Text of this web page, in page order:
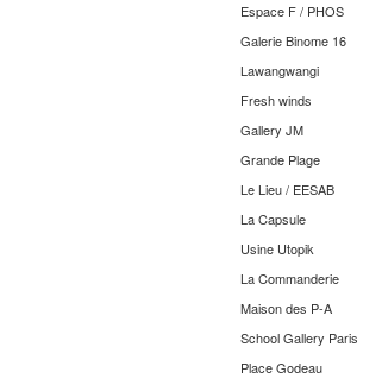
Espace F / PHOS
Galerie Binome 16
Lawangwangi
Fresh winds
Gallery JM
Grande Plage
Le Lieu / EESAB
La Capsule
Usine Utopik
La Commanderie
Maison des P-A
School Gallery Paris
Place Godeau